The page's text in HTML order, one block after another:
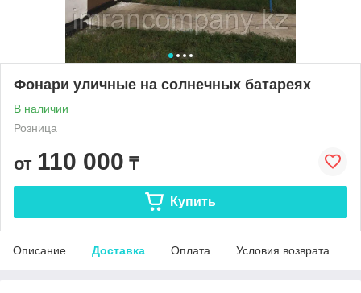
Фонари уличные на солнечных батареях
В наличии
Розница
от 110 000 ₸
Купить
Описание Доставка Оплата Условия возврата